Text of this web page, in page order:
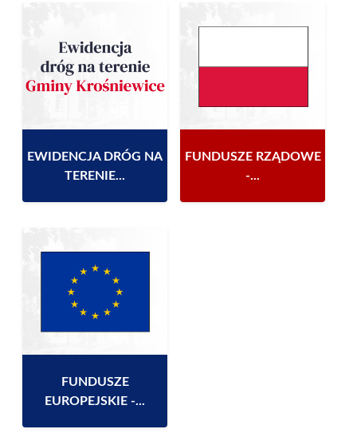
EWIDENCJA DRÓG NA
TERENIE...
FUNDUSZE RZĄDOWE
-...
FUNDUSZE
EUROPEJSKIE -...